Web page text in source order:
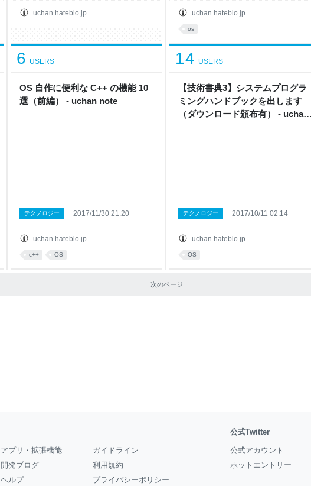
uchan.hateblo.jp uchan.hateblo.jp
os
OS 自作に便利な C++ の機能 10
選（前編） - uchan note
6 USERS
uchan.hateblo.jp
テクノロジー 2017/11/30 21:20
c++ OS
【技術書典3】システムプログラ
ミングハンドブックを出します
（ダウンロード頒布有） - uchan
14 USERS
uchan.hateblo.jp
テクノロジー 2017/10/11 02:14
OS
次のページ
アプリ・拡張機能
開発ブログ
ヘルプ
ガイドライン
利用規約
プライバシーポリシー
公式Twitter
公式アカウント
ホットエントリー